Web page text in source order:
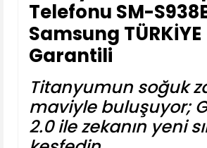
Telefonu SM-
Samsung TÜRKİYE
Garantili
Titanyumun soğuk
maviyle buluşuyor;
2.0 ile zekanın yeni